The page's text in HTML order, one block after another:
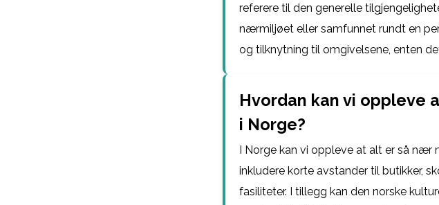
referere til den generelle
nærmiljøet eller samfunnet rundt en
og tilknytning til omgivelsene, enten
Hvordan kan vi oppleve
i Norge?
I Norge kan vi oppleve at alt er så nær
inkludere korte avstander til butikker,
fasiliteter. I tillegg kan den norske